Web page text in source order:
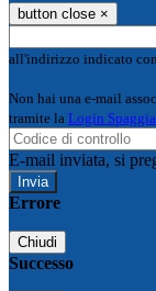
button close ×
all'indirizzo indicato
Non hai una e-mail
tramite la Login
E-mail inviata, si
Errore
Chiudi
Successo